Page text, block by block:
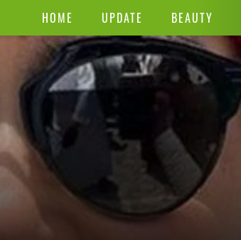
HOME UPDATE BEAUTY